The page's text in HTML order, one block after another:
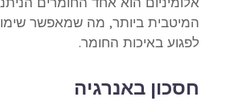
המיטבית ביותר, מה שמאפשר
לפגוע באיכות החומר.
חסכון באנרגיה